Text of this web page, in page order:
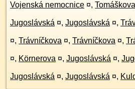
Vojenská nemocnice ¤, Tomáškova
Jugoslávská ¤, Jugoslávská ¤,
¤, Trávníčkova ¤, Trávníčkova ¤,
¤, Körnerova ¤, Jugoslávská ¤,
Jugoslávská ¤, Jugoslávská ¤,